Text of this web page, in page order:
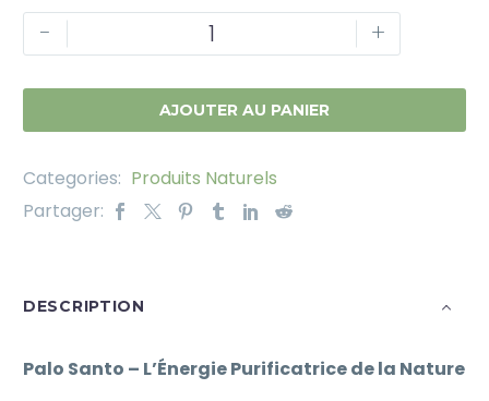
- +
AJOUTER AU PANIER
Categories: Produits Naturels
Partager:
DESCRIPTION
Palo Santo – L’Énergie Purificatrice de la Nature